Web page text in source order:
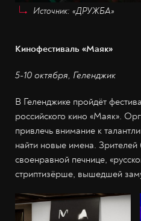
Источник: «ДРУЖБА»
Кинофестиваль «Маяк»
5-10 октября, Геленджик
В Геленджике пройдёт
российского кино «Маяк».
привлечь внимание к
найти новые имена. Зрителей
своенравной печнице,
стриптизёрше, вышедшей